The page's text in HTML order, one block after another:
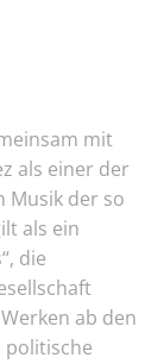
mit
als einer der
Musik der so
als ein
die
ab den
politische